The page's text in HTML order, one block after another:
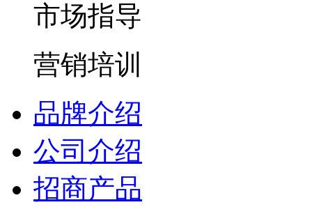
市场指导
营销培训
品牌介绍
公司介绍
招商产品